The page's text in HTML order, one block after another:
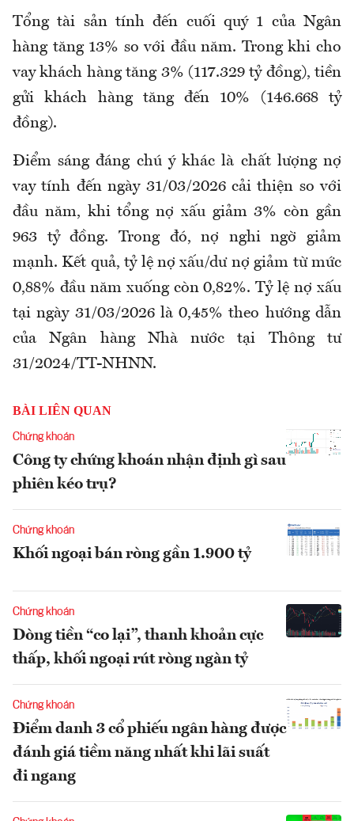
Tổng tài sản tính đến cuối quý 1 của Ngân
hàng tăng 13% so với đầu năm. Trong khi cho
vay khách hàng tăng 3% (117.329 tỷ đồng), tiền
gửi khách hàng tăng đến 10% (146.668 tỷ
đồng).
Điểm sáng đáng chú ý khác là chất lượng nợ
vay tính đến ngày 31/03/2026 cải thiện so với
đầu năm, khi tổng nợ xấu giảm 3% còn gần
963 tỷ đồng. Trong đó, nợ nghi ngờ giảm
mạnh. Kết quả, tỷ lệ nợ xấu/dư nợ giảm từ mức
0,88% đầu năm xuống còn 0,82%. Tỷ lệ nợ xấu
tại ngày 31/03/2026 là 0,45% theo hướng dẫn
của Ngân hàng Nhà nước tại Thông tư
31/2024/TT-NHNN.
BÀI LIÊN QUAN
Chứng khoán
Công ty chứng khoán nhận định gì sau
phiên kéo trụ?
Chứng khoán
Khối ngoại bán ròng gần 1.900 tỷ
Chứng khoán
Dòng tiền “co lại”, thanh khoản cực
thấp, khối ngoại rút ròng ngàn tỷ
Chứng khoán
Điểm danh 3 cổ phiếu ngân hàng được
đánh giá tiềm năng nhất khi lãi suất
đi ngang